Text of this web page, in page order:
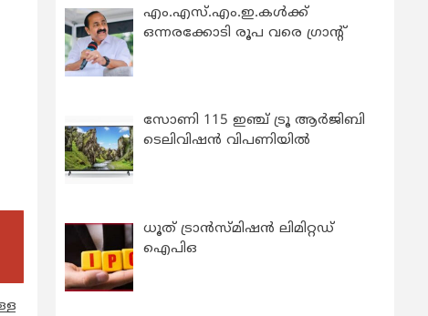
എം.എസ്.എം.ഇ.കൾക്ക്
ഒന്നരക്കോടി രൂപ വരെ ഗ്രാന്റ്
സോണി 115 ഇഞ്ച് ട്രൂ ആർജിബി
ടെലിവിഷൻ വിപണിയിൽ
ധൂത് ട്രാൻസ്മിഷൻ ലിമിറ്റഡ്
ഐപിഒ